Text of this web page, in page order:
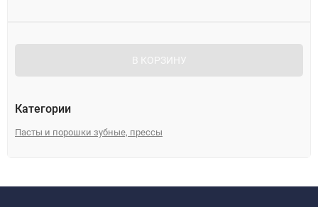
В КОРЗИНУ
Категории
Пасты и порошки зубные, прессы